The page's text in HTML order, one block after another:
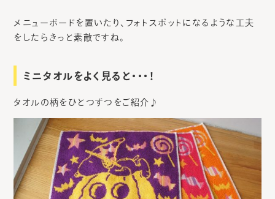
メニューボードを置いたり、フォトスポットになるような工夫
をしたらきっと素敵ですね。
ミニタオルをよく見ると・・・！
タオルの柄をひとつずつをご紹介♪